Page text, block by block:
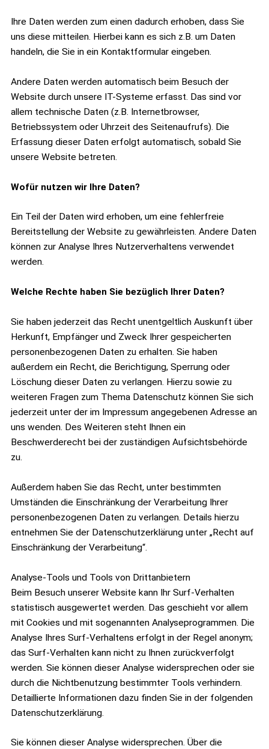
Ihre Daten werden zum einen dadurch erhoben, dass Sie
uns diese mitteilen. Hierbei kann es sich z.B. um Daten
handeln, die Sie in ein Kontaktformular eingeben.
Andere Daten werden automatisch beim Besuch der
Website durch unsere IT-Systeme erfasst. Das sind vor
allem technische Daten (z.B. Internetbrowser,
Betriebssystem oder Uhrzeit des Seitenaufrufs). Die
Erfassung dieser Daten erfolgt automatisch, sobald Sie
unsere Website betreten.
Wofür nutzen wir Ihre Daten?
Ein Teil der Daten wird erhoben, um eine fehlerfreie
Bereitstellung der Website zu gewährleisten. Andere Daten
können zur Analyse Ihres Nutzerverhaltens verwendet
werden.
Welche Rechte haben Sie bezüglich Ihrer Daten?
Sie haben jederzeit das Recht unentgeltlich Auskunft über
Herkunft, Empfänger und Zweck Ihrer gespeicherten
personenbezogenen Daten zu erhalten. Sie haben
außerdem ein Recht, die Berichtigung, Sperrung oder
Löschung dieser Daten zu verlangen. Hierzu sowie zu
weiteren Fragen zum Thema Datenschutz können Sie sich
jederzeit unter der im Impressum angegebenen Adresse an
uns wenden. Des Weiteren steht Ihnen ein
Beschwerderecht bei der zuständigen Aufsichtsbehörde
zu.
Außerdem haben Sie das Recht, unter bestimmten
Umständen die Einschränkung der Verarbeitung Ihrer
personenbezogenen Daten zu verlangen. Details hierzu
entnehmen Sie der Datenschutzerklärung unter „Recht auf
Einschränkung der Verarbeitung“.
Analyse-Tools und Tools von Drittanbietern
Beim Besuch unserer Website kann Ihr Surf-Verhalten
statistisch ausgewertet werden. Das geschieht vor allem
mit Cookies und mit sogenannten Analyseprogrammen. Die
Analyse Ihres Surf-Verhaltens erfolgt in der Regel anonym;
das Surf-Verhalten kann nicht zu Ihnen zurückverfolgt
werden. Sie können dieser Analyse widersprechen oder sie
durch die Nichtbenutzung bestimmter Tools verhindern.
Detaillierte Informationen dazu finden Sie in der folgenden
Datenschutzerklärung.
Sie können dieser Analyse widersprechen. Über die